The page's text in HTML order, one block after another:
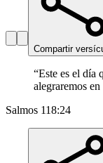
Compartir
“Este es el día
alegraremos en
Salmos 118:24